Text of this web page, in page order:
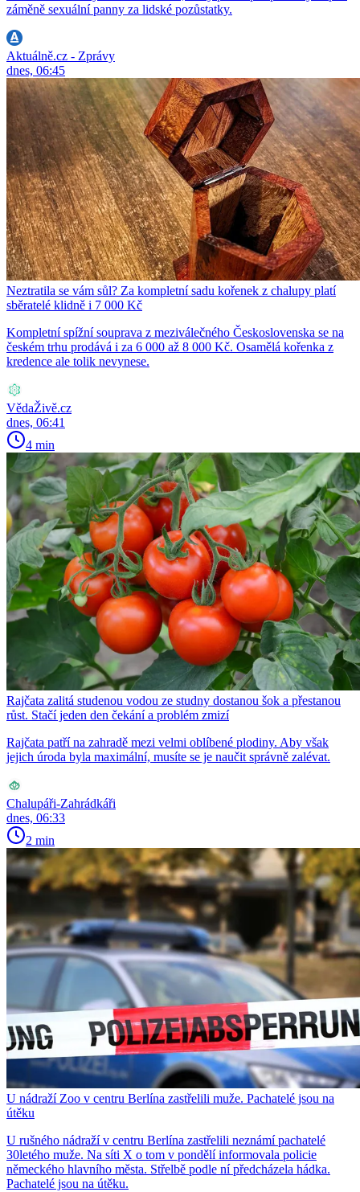
záměně sexuální panny za lidské pozůstatky.
Aktuálně.cz - Zprávy
dnes, 06:45
Neztratila se vám sůl? Za kompletní sadu kořenek z chalupy platí
sběratelé klidně i 7 000 Kč
Kompletní spížní souprava z meziválečného Československa se na
českém trhu prodává i za 6 000 až 8 000 Kč. Osamělá kořenka z
kredence ale tolik nevynese.
VědaŽivě.cz
dnes, 06:41
4 min
Rajčata zalitá studenou vodou ze studny dostanou šok a přestanou
růst. Stačí jeden den čekání a problém zmizí
Rajčata patří na zahradě mezi velmi oblíbené plodiny. Aby však
jejich úroda byla maximální, musíte se je naučit správně zalévat.
Chalupáři-Zahrádkáři
dnes, 06:33
2 min
U nádraží Zoo v centru Berlína zastřelili muže. Pachatelé jsou na
útěku
U rušného nádraží v centru Berlína zastřelili neznámí pachatelé
30letého muže. Na síti X o tom v pondělí informovala policie
německého hlavního města. Střelbě podle ní předcházela hádka.
Pachatelé jsou na útěku.